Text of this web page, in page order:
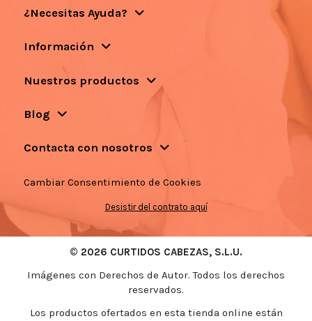
¿Necesitas Ayuda?
Información
Nuestros productos
Blog
Contacta con nosotros
Cambiar Consentimiento de Cookies
Desistir del contrato aquí
© 2026 CURTIDOS CABEZAS, S.L.U.
Imágenes con Derechos de Autor. Todos los derechos
reservados.
Los productos ofertados en esta tienda online están